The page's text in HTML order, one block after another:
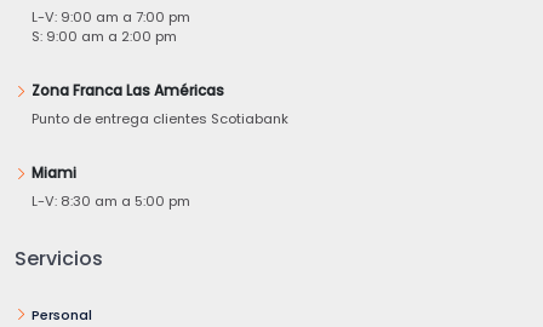
L-V: 9:00 am a 7:00 pm
S: 9:00 am a 2:00 pm
Zona Franca Las Américas
Punto de entrega clientes Scotiabank
Miami
L-V: 8:30 am a 5:00 pm
Servicios
Personal